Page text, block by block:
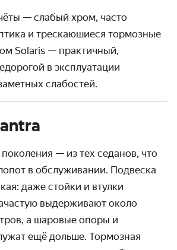
— слабый хром, часто
и трескаюшиеся тормозные
Solaris — практичный,
в эксплуатации
слабостей.
— из тех седанов, что
в обслуживании. Подвеска
даже стойки и втулки
выдерживают около
а шаровые опоры и
ещё дольше. Тормозная